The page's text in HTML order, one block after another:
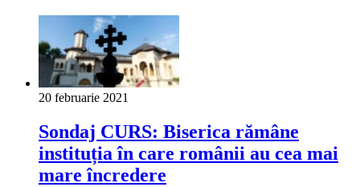
20 februarie 2021
Sondaj CURS: Biserica rămâne
instituția în care românii au cea mai
mare încredere